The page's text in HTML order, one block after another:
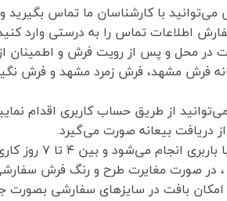
با کارشناسان ما تماس بگیرید
اطلاعات تماس را به درستی وارد
محل و پس از رویت فرش و اطمینان از
فرش مشهد، فرش زمرد مشهد و فرش
از طریق حساب کاربری اقدام
دریافت بیعانه صورت می‌گیرد.
می‌شود و بین ۴ تا ۷ روز کاری زمان می‌برد.
صورت مغایرت طرح و رنگ فرش
بافت در سایزهای سفارشی بصورت